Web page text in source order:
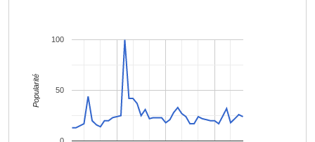
50
100
Popularité